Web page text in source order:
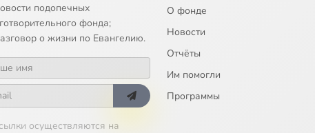
подопечных
фонда;
о жизни по Евангелию.
осуществляются на
О фонде
Новости
Отчёты
Им помогли
Программы